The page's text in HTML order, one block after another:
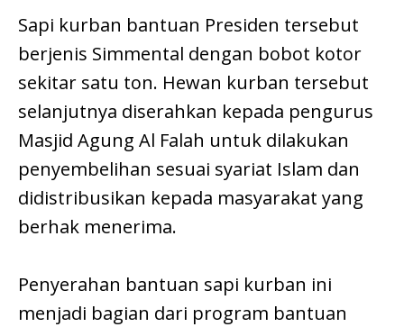
Sapi kurban bantuan Presiden tersebut
berjenis Simmental dengan bobot kotor
sekitar satu ton. Hewan kurban tersebut
selanjutnya diserahkan kepada pengurus
Masjid Agung Al Falah untuk dilakukan
penyembelihan sesuai syariat Islam dan
didistribusikan kepada masyarakat yang
berhak menerima.
Penyerahan bantuan sapi kurban ini
menjadi bagian dari program bantuan